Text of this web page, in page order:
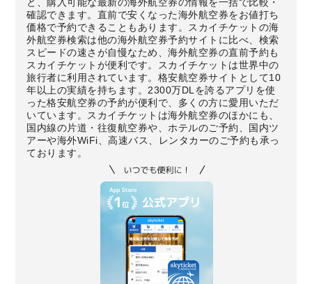
確認できます。直前で安くなった海外航空券をお値打ち
価格で予約できることもあります。スカイチケットの海
外航空券検索は他の海外航空券予約サイトに比べ、検索
スピードの速さが自慢なため、海外航空券の直前予約も
スカイチケットが便利です。スカイチケットは世界中の
旅行者に利用されています。格安航空券サイトとして10
年以上の実績を持ちます。2300万DLを誇るアプリを使
った格安航空券の予約が便利で、多くの方に愛用いただ
いています。スカイチケットは海外航空券のほかにも、
国内線の片道・往復航空券や、ホテルのご予約、国内ツ
アーや海外WiFi、高速バス、レンタカーのご予約も承っ
ております。